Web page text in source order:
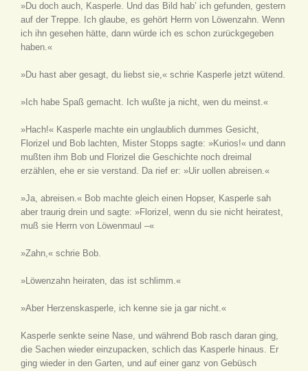
»Du doch auch, Kasperle. Und das Bild hab’ ich gefunden, gestern
auf der Treppe. Ich glaube, es gehört Herrn von Löwenzahn. Wenn
ich ihn gesehen hätte, dann würde ich es schon zurückgegeben
haben.«
»Du hast aber gesagt, du liebst sie,« schrie Kasperle jetzt wütend.
»Ich habe Spaß gemacht. Ich wußte ja nicht, wen du meinst.«
»Hach!« Kasperle machte ein unglaublich dummes Gesicht,
Florizel und Bob lachten, Mister Stopps sagte: »Kurios!« und dann
mußten ihm Bob und Florizel die Geschichte noch dreimal
erzählen, ehe er sie verstand. Da rief er: »Uir uollen abreisen.«
»Ja, abreisen.« Bob machte gleich einen Hopser, Kasperle sah
aber traurig drein und sagte: »Florizel, wenn du sie nicht heiratest,
muß sie Herrn von Löwenmaul –«
»Zahn,« schrie Bob.
»Löwenzahn heiraten, das ist schlimm.«
»Aber Herzenskasperle, ich kenne sie ja gar nicht.«
Kasperle senkte seine Nase, und während Bob rasch daran ging,
die Sachen wieder einzupacken, schlich das Kasperle hinaus. Er
ging wieder in den Garten, und auf einer ganz von Gebüsch